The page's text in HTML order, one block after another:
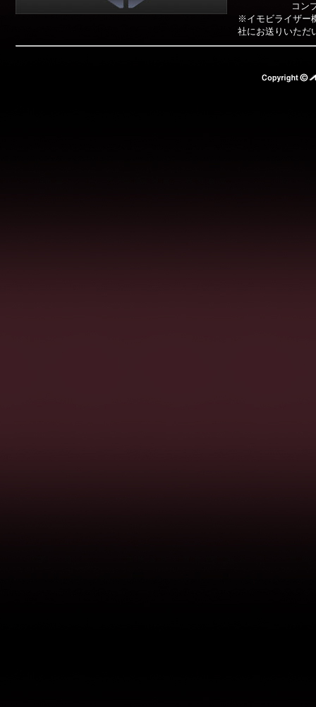
コン
※イモビライザー
社にお送りいただ